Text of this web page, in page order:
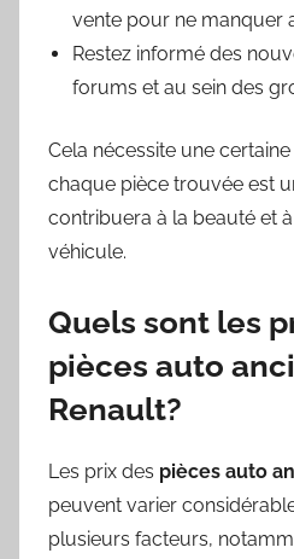
vente pour ne manquer
Restez informé des
forums et au sein des
Cela nécessite une
chaque pièce trouvée est
contribuera à la beauté et
véhicule.
Quels sont les
pièces auto
Renault?
Les prix des pièces auto
peuvent varier
plusieurs facteurs,